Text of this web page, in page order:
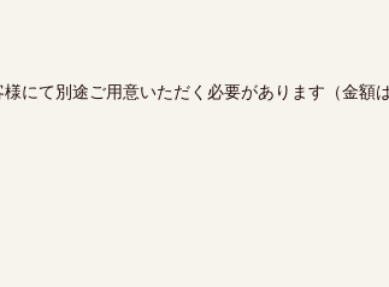
にて別途ご用意いただく必要があります（金額は